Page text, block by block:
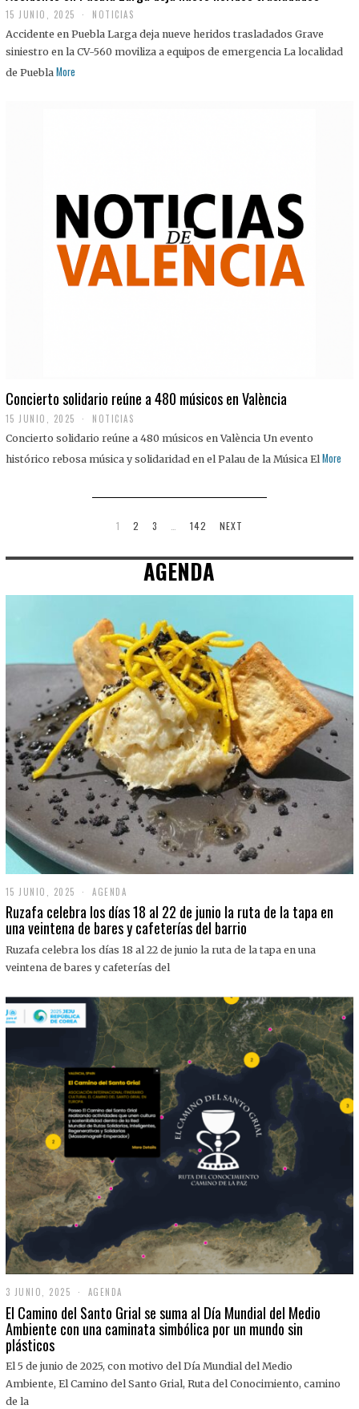
15 JUNIO, 2025 NOTICIAS
Accidente en Puebla Larga deja nueve heridos trasladados Grave
siniestro en la CV-560 moviliza a equipos de emergencia La localidad
de Puebla More
Concierto solidario reúne a 480 músicos en València
15 JUNIO, 2025 NOTICIAS
Concierto solidario reúne a 480 músicos en València Un evento
histórico rebosa música y solidaridad en el Palau de la Música El More
1 2 3 142 NEXT
AGENDA
15 JUNIO, 2025
J
U
I
O
0
2
5
AGENDA
Ruzafa celebra los días 18 al 22 de junio la ruta de la tapa en
una veintena de bares y cafeterías del barrio
Ruzafa celebra los días 18 al 22 de junio la ruta de la tapa en una
veintena de bares y cafeterías del
3 JUNIO, 2025
J
U
N
,
0
AGENDA
El Camino del Santo Grial se suma al Día Mundial del Medio
Ambiente con una caminata simbólica por un mundo sin
plásticos
El 5 de junio de 2025, con motivo del Día Mundial del Medio
Ambiente, El Camino del Santo Grial, Ruta del Conocimiento, camino
de la